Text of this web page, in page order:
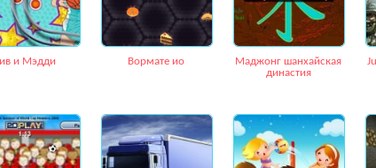
и Мэдди Вормате ио
Маджонг шанхайская
династия